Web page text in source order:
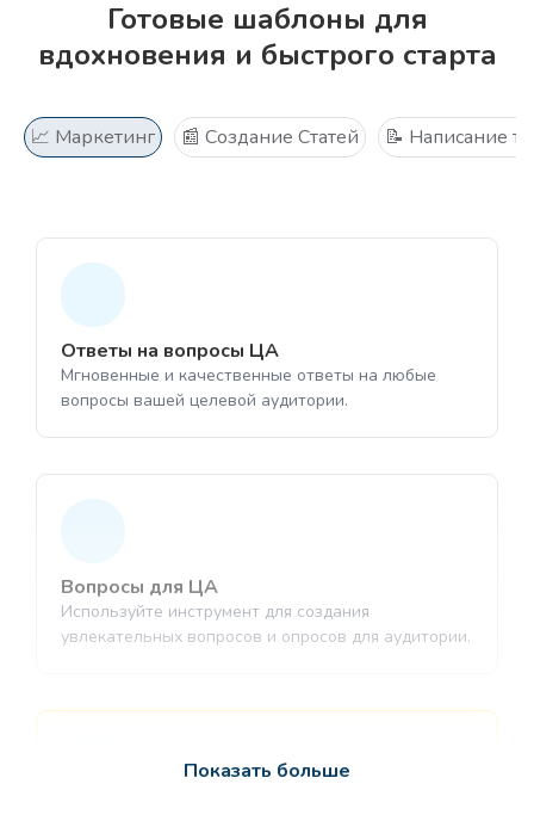
интеллекта ChatGPT
Загрузить медиа
.mpga, .m4a, .wav, .webm.
Готовые шаблоны для
вдохновения и быстрого старта
📈 Маркетинг 📰 Создание Статей 📝 Написание
Ответы на вопросы ЦА
Мгновенные и качественные ответы на любые
вопросы вашей целевой аудитории.
Вопросы для ЦА
Используйте инструмент для создания
увлекательных вопросов и опросов для аудитории.
Показать больше